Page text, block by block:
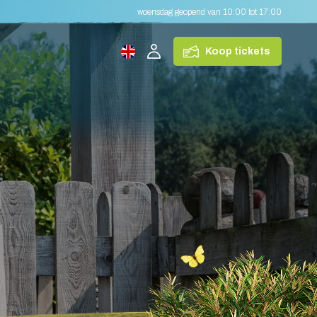
woensdag geopend van 10:00 tot 17:00
Koop tickets